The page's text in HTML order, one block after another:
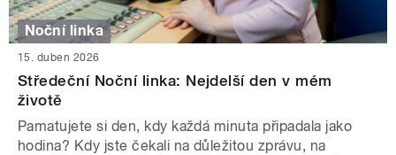
Noční linka
15. duben 2026
Středeční Noční linka: Nejdelší den v mém
životě
Pamatujete si den, kdy každá minuta připadala jako
hodina? Kdy jste čekali na důležitou zprávu, na